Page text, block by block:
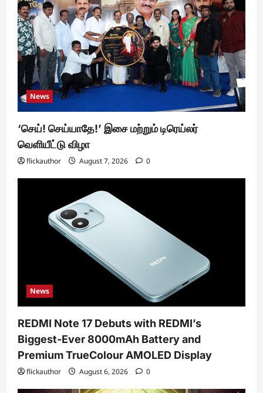
News
‘செய்! செய்யாதே!’ இசை மற்றும் டிரெய்லர்
வெளியீட்டு விழா
flickauthor August 7, 2026 0
News
REDMI Note 17 Debuts with REDMI’s
Biggest-Ever 8000mAh Battery and
Premium TrueColour AMOLED Display
flickauthor August 6, 2026 0